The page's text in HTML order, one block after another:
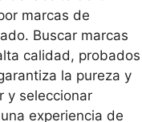
marcas de
Buscar marcas
calidad, probados
la pureza y
y seleccionar
experiencia de